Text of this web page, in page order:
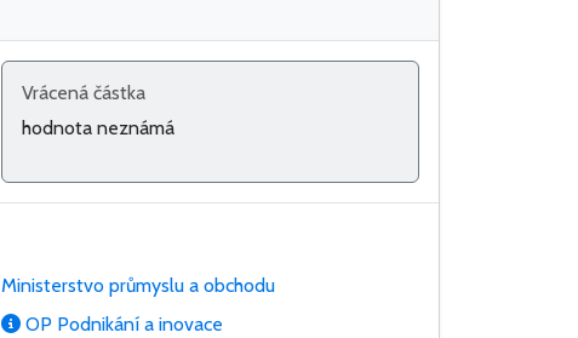
Vrácená částka
hodnota neznámá
Ministerstvo průmyslu a obchodu
OP Podnikání a inovace